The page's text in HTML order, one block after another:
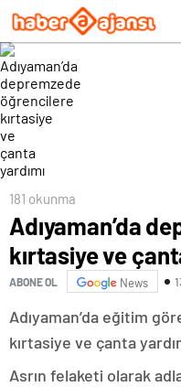
181 okunma
Adıyaman’da
kırtasiye ve
ABONE OL News
Adıyaman’da eğitim
kırtasiye ve çanta
Asrın felaketi olarak